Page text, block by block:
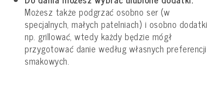
Możesz także podgrzać osobno ser (w
specjalnych, małych patelniach) i osobno dodatki
np. grillować, wtedy każdy będzie mógł
przygotować danie według własnych preferencji
smakowych.